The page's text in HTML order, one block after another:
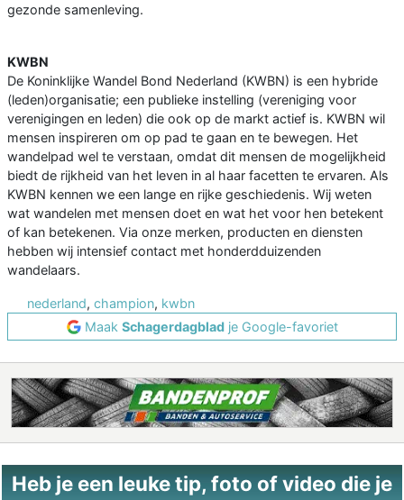
gezonde samenleving.
KWBN
De Koninklijke Wandel Bond Nederland (KWBN) is een hybride
(leden)organisatie; een publieke instelling (vereniging voor
verenigingen en leden) die ook op de markt actief is. KWBN wil
mensen inspireren om op pad te gaan en te bewegen. Het
wandelpad wel te verstaan, omdat dit mensen de mogelijkheid
biedt de rijkheid van het leven in al haar facetten te ervaren. Als
KWBN kennen we een lange en rijke geschiedenis. Wij weten
wat wandelen met mensen doet en wat het voor hen betekent
of kan betekenen. Via onze merken, producten en diensten
hebben wij intensief contact met honderdduizenden
wandelaars.
nederland, champion, kwbn
Maak Schagerdagbladje Google-favoriet
Heb je een leuke tip, foto of video die je